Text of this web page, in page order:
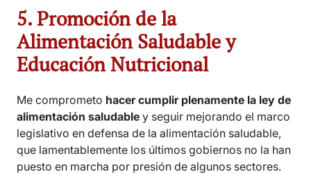
5. Promoción de la
Alimentación Saludable y
Educación Nutricional
Me comprometo hacer cumplir plenamente la ley de
alimentación saludable y seguir mejorando el marco
legislativo en defensa de la alimentación saludable,
que lamentablemente los últimos gobiernos no la han
puesto en marcha por presión de algunos sectores.